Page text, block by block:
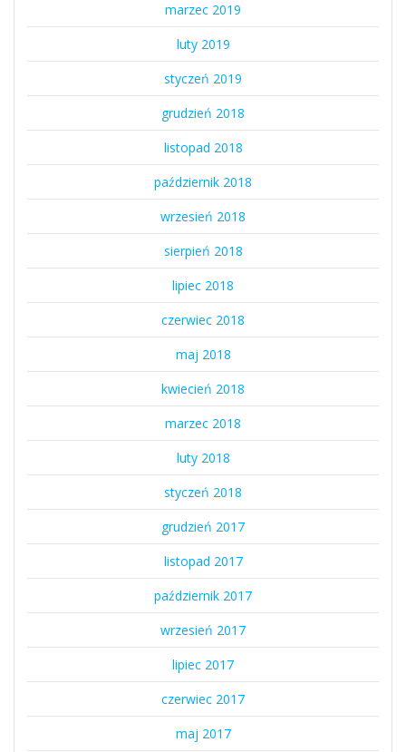
marzec 2019
luty 2019
styczeń 2019
grudzień 2018
listopad 2018
październik 2018
wrzesień 2018
sierpień 2018
lipiec 2018
czerwiec 2018
maj 2018
kwiecień 2018
marzec 2018
luty 2018
styczeń 2018
grudzień 2017
listopad 2017
październik 2017
wrzesień 2017
lipiec 2017
czerwiec 2017
maj 2017